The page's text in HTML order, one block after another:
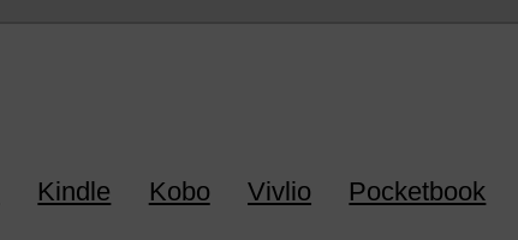
Kindle Kobo Vivlio Pocketbook